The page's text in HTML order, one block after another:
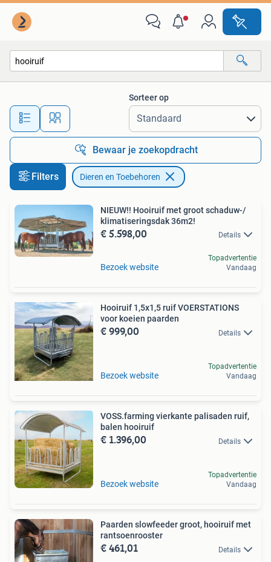
Alle afstanden…
Sorteer op
Bewaar je zoekopdracht
Filters Dieren en Toebehoren
NIEUW!! Hooiruif met groot schaduw-/
klimatiseringsdak 36m2!
€ 5.598,00 Details
Bezoek website
Topadvertentie
Vandaag
Hooiruif 1,5x1,5 ruif VOERSTATIONS
voor koeien paarden
€ 999,00 Details
Bezoek website
Topadvertentie
Vandaag
VOSS.farming vierkante palisaden ruif,
balen hooiruif
€ 1.396,00 Details
Bezoek website
Topadvertentie
Vandaag
Paarden slowfeeder groot, hooiruif met
rantsoenrooster
€ 461,01 Details